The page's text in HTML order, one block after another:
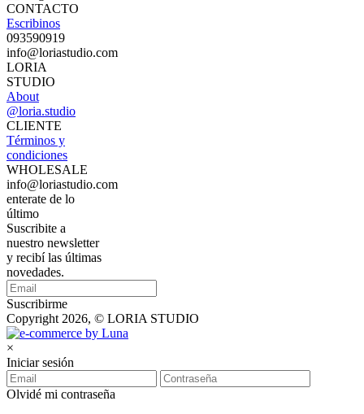
CONTACTO
Escribinos
093590919
info@loriastudio.com
LORIA
STUDIO
About
@loria.studio
CLIENTE
Términos y
condiciones
WHOLESALE
info@loriastudio.com
enterate de lo
último
Suscribite a
nuestro newsletter
y recibí las últimas
novedades.
Suscribirme
Copyright 2026, © LORIA STUDIO
×
Iniciar sesión
Olvidé mi contraseña